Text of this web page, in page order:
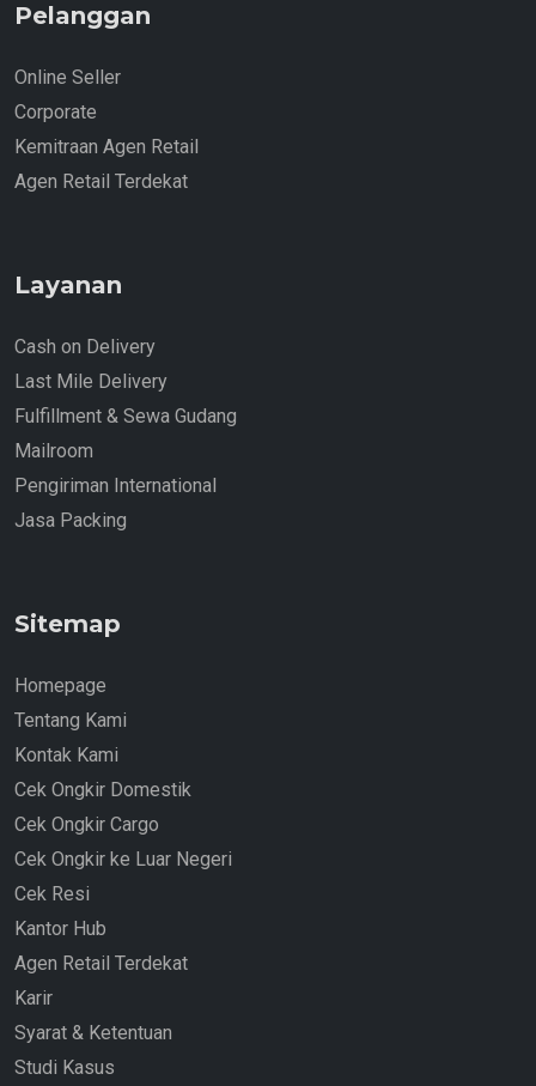
Pelanggan
Online Seller
Corporate
Kemitraan Agen Retail
Agen Retail Terdekat
Layanan
Cash on Delivery
Last Mile Delivery
Fulfillment & Sewa Gudang
Mailroom
Pengiriman International
Jasa Packing
Sitemap
Homepage
Tentang Kami
Kontak Kami
Cek Ongkir Domestik
Cek Ongkir Cargo
Cek Ongkir ke Luar Negeri
Cek Resi
Kantor Hub
Agen Retail Terdekat
Karir
Syarat & Ketentuan
Studi Kasus